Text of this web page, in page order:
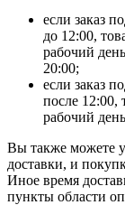
если заказ
до 12:00,
рабочий
20:00;
если заказ
после 12:00,
рабочий
Вы также можете
доставки, и
Иное время
пункты области